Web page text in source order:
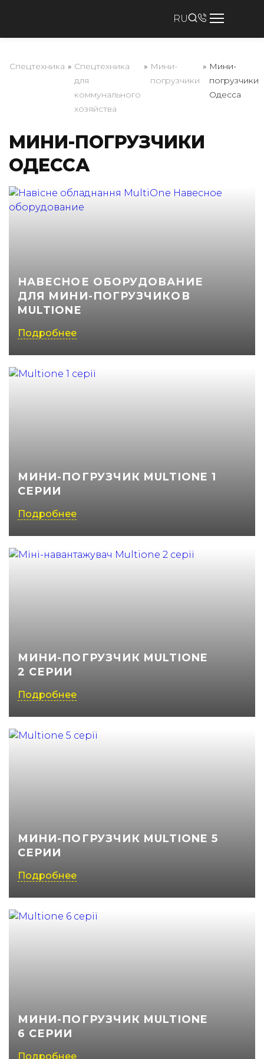
RU
(050) 347-27-05
(067) 351-45-15
Спецтехника » Спецтехника
для
коммунального
хозяйства
» Мини-
погрузчики
» Мини-
погрузчики
Одесса
МИНИ-ПОГРУЗЧИКИ
ОДЕССА
НАВЕСНОЕ ОБОРУДОВАНИЕ
ДЛЯ МИНИ-ПОГРУЗЧИКОВ
MULTIONE
Подробнее
МИНИ-ПОГРУЗЧИК MULTIONE 1
СЕРИИ
Подробнее
МИНИ-ПОГРУЗЧИК MULTIONE
2 СЕРИИ
Подробнее
МИНИ-ПОГРУЗЧИК MULTIONE 5
СЕРИИ
Подробнее
МИНИ-ПОГРУЗЧИК MULTIONE
6 СЕРИИ
Подробнее